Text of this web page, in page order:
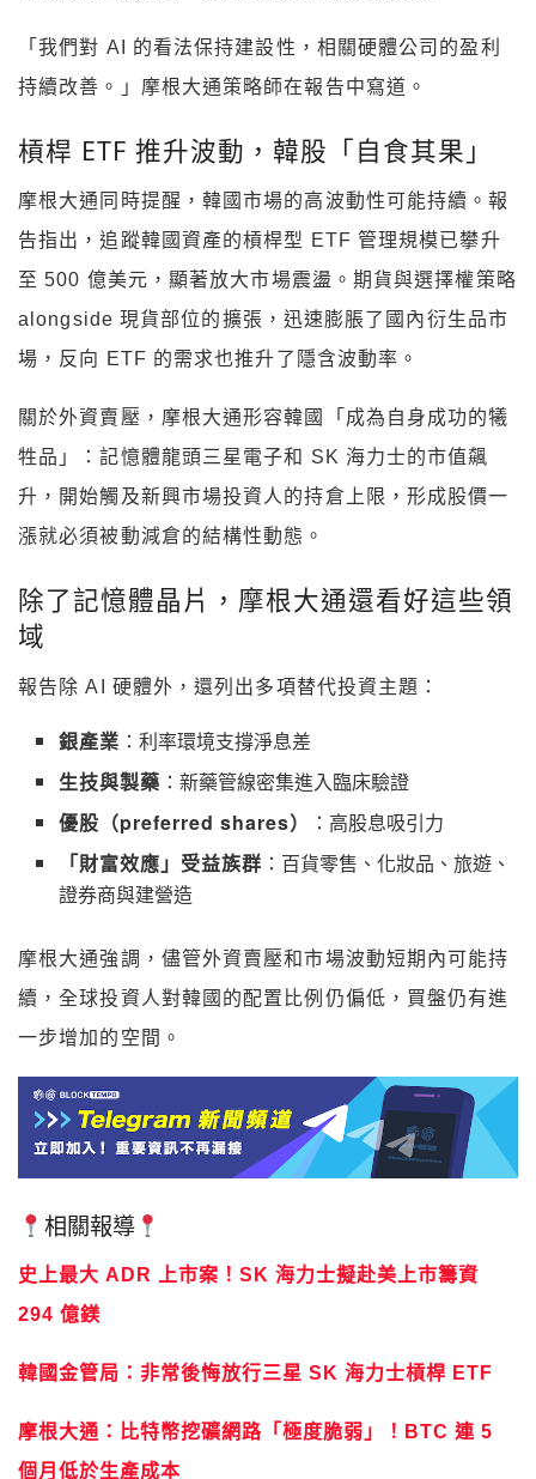
「我們對 AI 的看法保持建設性，相關硬體公司的盈利
持續改善。」摩根大通策略師在報告中寫道。
槓桿 ETF 推升波動，韓股「自食其果」
摩根大通同時提醒，韓國市場的高波動性可能持續。報
告指出，追蹤韓國資產的槓桿型 ETF 管理規模已攀升
至 500 億美元，顯著放大市場震盪。期貨與選擇權策略
alongside 現貨部位的擴張，迅速膨脹了國內衍生品市
場，反向 ETF 的需求也推升了隱含波動率。
關於外資賣壓，摩根大通形容韓國「成為自身成功的犧
牲品」：記憶體龍頭三星電子和 SK 海力士的市值飆
升，開始觸及新興市場投資人的持倉上限，形成股價一
漲就必須被動減倉的結構性動態。
除了記憶體晶片，摩根大通還看好這些領
域
報告除 AI 硬體外，還列出多項替代投資主題：
銀產業 ：利率環境支撐淨息差
生技與製藥 ：新藥管線密集進入臨床驗證
優股（preferred shares）
：高股息吸引力
「財富效應」受益族群 ：百貨零售、化妝品、旅遊、
證券商與建營造
摩根大通強調，儘管外資賣壓和市場波動短期內可能持
續，全球投資人對韓國的配置比例仍偏低，買盤仍有進
一步增加的空間。
相關報導
史上最大 ADR 上市案！SK 海力士擬赴美上市籌資
294 億鎂
韓國金管局：非常後悔放行三星 SK 海力士槓桿 ETF
摩根大通：比特幣挖礦網路「極度脆弱」！BTC 連 5
個月低於生產成本